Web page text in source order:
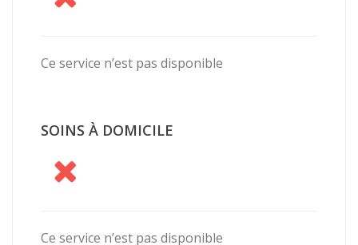
Ce service n’est pas disponible
SOINS À DOMICILE
Ce service n’est pas disponible